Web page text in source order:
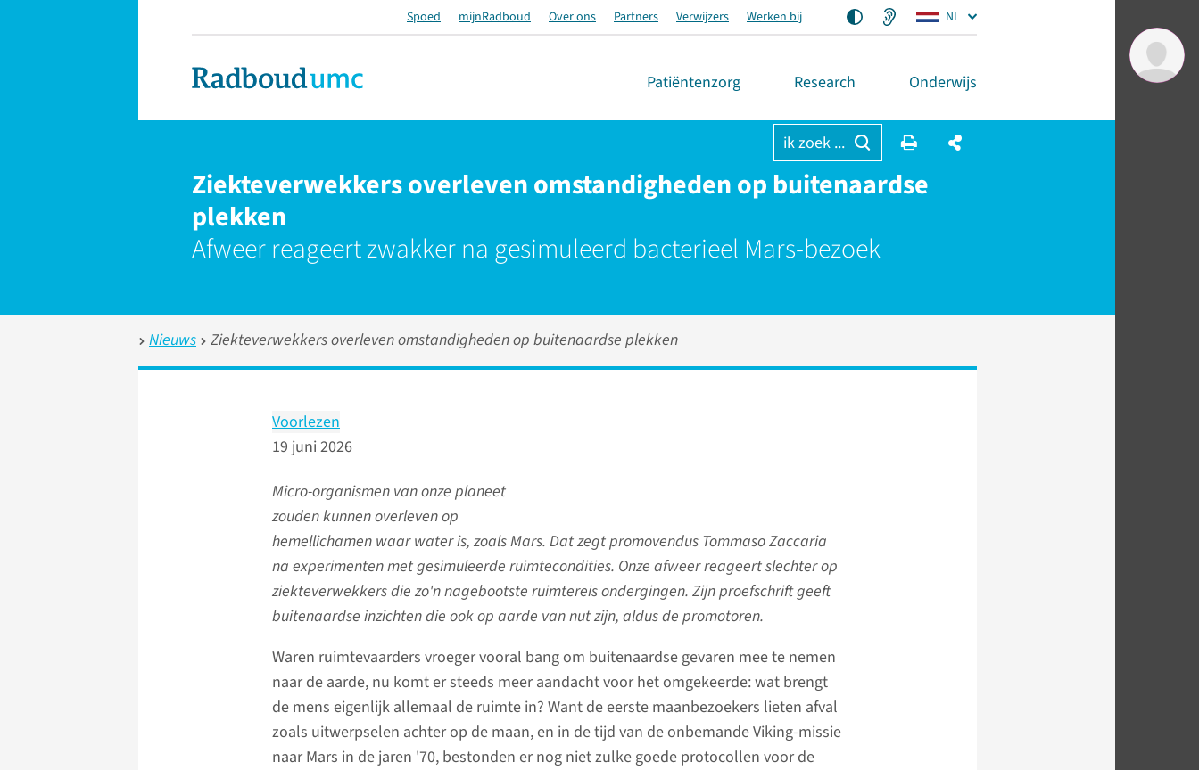
Spoed mijnRadboud Over ons Partners Verwijzers Werken bij NL
Patiëntenzorg Research Onderwijs
ik zoek ...
Ziekteverwekkers overleven omstandigheden op buitenaardse
plekken
Afweer reageert zwakker na gesimuleerd bacterieel Mars-bezoek
Nieuws Ziekteverwekkers overleven omstandigheden op buitenaardse plekken
Voorlezen
19 juni 2026
Micro-organismen van onze planeet
zouden kunnen overleven op
hemellichamen waar water is, zoals Mars. Dat zegt promovendus Tommaso Zaccaria
na experimenten met gesimuleerde ruimtecondities. Onze afweer reageert slechter op
ziekteverwekkers die zo'n nagebootste ruimtereis ondergingen. Zijn proefschrift geeft
buitenaardse inzichten die ook op aarde van nut zijn, aldus de promotoren.
Waren ruimtevaarders vroeger vooral bang om buitenaardse gevaren mee te nemen
naar de aarde, nu komt er steeds meer aandacht voor het omgekeerde: wat brengt
de mens eigenlijk allemaal de ruimte in? Want de eerste maanbezoekers lieten afval
zoals uitwerpselen achter op de maan, en in de tijd van de onbemande Viking-missie
naar Mars in de jaren '70, bestonden er nog niet zulke goede protocollen voor de